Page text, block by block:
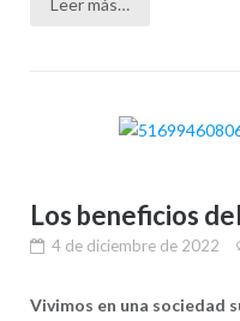
Leer más…
Los beneficios
4 de diciembre de 2022
Vivimos en una sociedad